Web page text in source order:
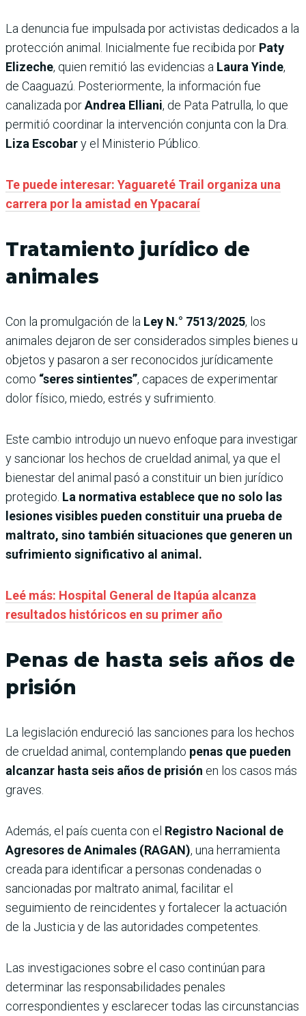
La denuncia fue impulsada por activistas dedicados a la
protección animal. Inicialmente fue recibida por Paty
Elizeche, quien remitió las evidencias a Laura Yinde,
de Caaguazú. Posteriormente, la información fue
canalizada porAndrea Elliani, de Pata Patrulla, lo que
permitió coordinar la intervención conjunta con la Dra.
Liza Escobary el Ministerio Público.
Te puede interesar: Yaguareté Trail organiza una
carrera por la amistad en Ypacaraí
Tratamiento jurídico de
animales
Con la promulgación de la Ley N.° 7513/2025, los
animales dejaron de ser considerados simples bienes u
objetos y pasaron a ser reconocidos jurídicamente
como “seres sintientes”, capaces de experimentar
dolor físico, miedo, estrés y sufrimiento.
Este cambio introdujo un nuevo enfoque para investigar
y sancionar los hechos de crueldad animal, ya que el
bienestar del animal pasó a constituir un bien jurídico
protegido. La normativa establece que no solo las
lesiones visibles pueden constituir una prueba de
maltrato, sino también situaciones que generen un
sufrimiento significativo al animal.
Leé más: Hospital General de Itapúa alcanza
resultados históricos en su primer año
Penas de hasta seis años de
prisión
La legislación endureció las sanciones para los hechos
de crueldad animal, contemplando penas que pueden
alcanzar hasta seis años de prisión en los casos más
graves.
Además, el país cuenta con el Registro Nacional de
Agresores de Animales (RAGAN), una herramienta
creada para identificar a personas condenadas o
sancionadas por maltrato animal, facilitar el
seguimiento de reincidentes y fortalecer la actuación
de la Justicia y de las autoridades competentes.
Las investigaciones sobre el caso continúan para
determinar las responsabilidades penales
correspondientes y esclarecer todas las circunstancias